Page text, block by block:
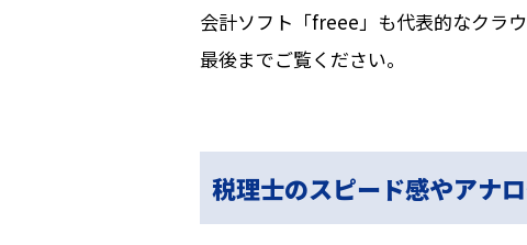
会計ソフト「freee」も代表的なクラ
最後までご覧ください。
税理士のスピード感やアナ